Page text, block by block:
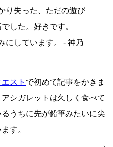
り失った、ただの遊び
した。好きです。
にしています。 - 神乃
エスト で初めて記事をかきま
シガレットは久しく食べて
うちに先が鉛筆みたいに尖
す。